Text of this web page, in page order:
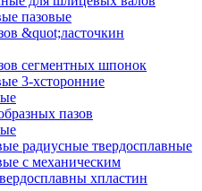
пазовые
&quot;ласточкин
сегментных шпонок
3-хсторонние
пазов
радиусные твердосплавные
с механическим
хпластин